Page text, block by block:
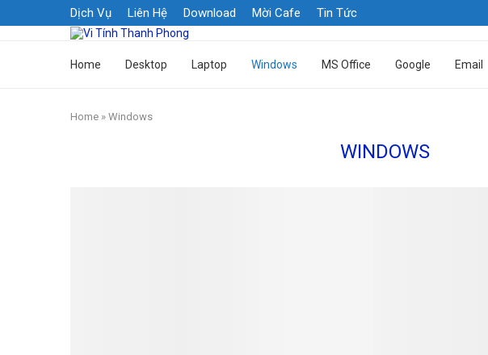
Dịch Vụ Liên Hệ Download Mời Cafe Tin Tức
Home Desktop Laptop Windows MS Office Google Email
Home » Windows
WINDOWS